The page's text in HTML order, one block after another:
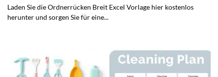
Laden Sie die Ordnerrücken Breit Excel Vorlage hier kostenlos
herunter und sorgen Sie für eine...